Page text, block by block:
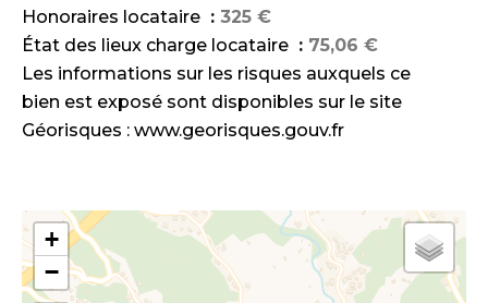
Honoraires locataire
325 €
État des lieux charge locataire
75,06 €
Les informations sur les risques auxquels ce
bien est exposé sont disponibles sur le site
Géorisques : www.georisques.gouv.fr
+
−